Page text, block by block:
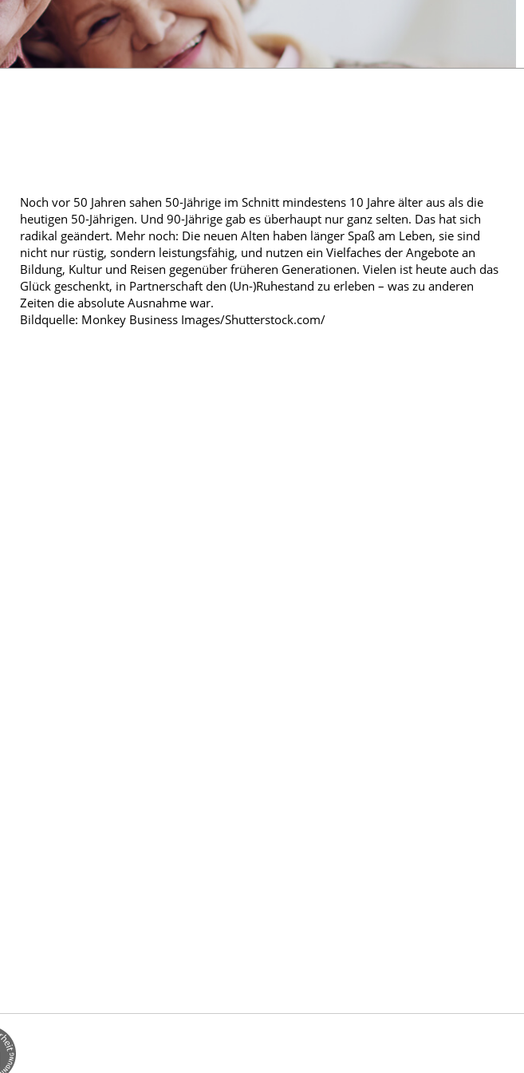
Noch vor 50 Jahren sahen 50-Jährige im Schnitt mindestens 10 Jahre älter aus als die
heutigen 50-Jährigen. Und 90-Jährige gab es überhaupt nur ganz selten. Das hat sich
radikal geändert. Mehr noch: Die neuen Alten haben länger Spaß am Leben, sie sind
nicht nur rüstig, sondern leistungsfähig, und nutzen ein Vielfaches der Angebote an
Bildung, Kultur und Reisen gegenüber früheren Generationen. Vielen ist heute auch das
Glück geschenkt, in Partnerschaft den (Un-)Ruhestand zu erleben – was zu anderen
Zeiten die absolute Ausnahme war.
Bildquelle: Monkey Business Images/Shutterstock.com/